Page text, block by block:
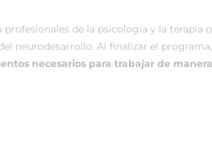
de la psicología y la terapia
neurodesarrollo. Al finalizar el
necesarios para trabajar de